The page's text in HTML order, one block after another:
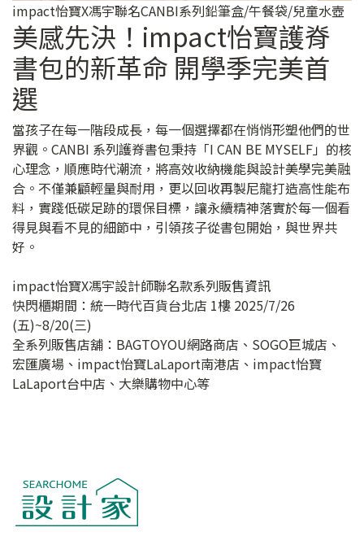
impact怡寶X馮宇聯名CANBI系列鉛筆盒/午餐袋/兒童水壺
美感先決！impact怡寶護脊
書包的新革命 開學季完美首
選
當孩子在每一階段成長，每一個選擇都在悄悄形塑他們的世
界觀。CANBI 系列護脊書包秉持「I CAN BE MYSELF」的核
心理念，順應時代潮流，將高效收納機能與設計美學完美融
合。不僅兼顧輕量與耐用，更以回收再製尼龍打造高性能布
料，實踐低碳足跡的環保目標，讓永續精神落實於每一個看
得見與看不見的細節中，引領孩子從書包開始，與世界共
好。
impact怡寶X馮宇設計師聯名款系列販售資訊
快閃櫃期間：統一時代百貨台北店 1樓 2025/7/26
(五)~8/20(三)
全系列販售店舖：BAGTOYOU網路商店、SOGO巨城店、
宏匯廣場、impact怡寶LaLaport南港店、impact怡寶
LaLaport台中店、大樂購物中心等